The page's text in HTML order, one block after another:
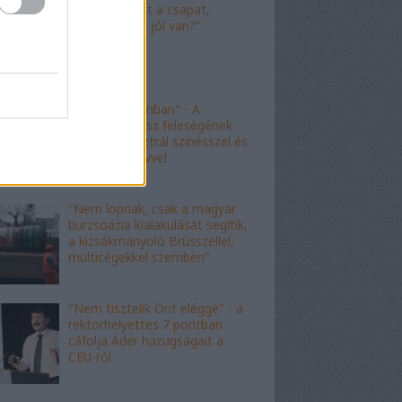
"Nagyot ment a csapat,
Viktor! Család jól van?"
"nem kishazánban" - A
fideszes borász feleségének
esete az ausztrál színésszel és
az angol nyelvvel
"Nem lopnak, csak a magyar
burzsoázia kialakulását segítik,
a kizsákmányoló Brüsszellel,
multicégekkel szemben"
"Nem tisztelik Önt eléggé" - a
rektorhelyettes 7 pontban
cáfolja Áder hazugságait a
CEU-ról